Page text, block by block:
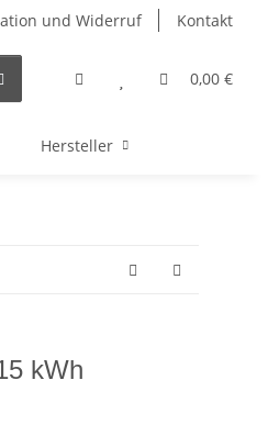
und Widerruf Kontakt
0,00 €
Hersteller
kWh